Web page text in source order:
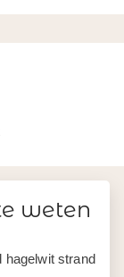
weten
hagelwit strand